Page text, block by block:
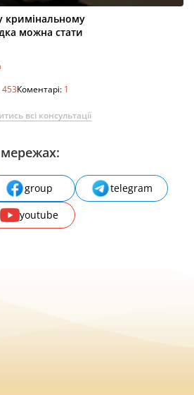
кримінальному
можна стати
453Коментарі: 1
всі консультації
group
telegram
youtube